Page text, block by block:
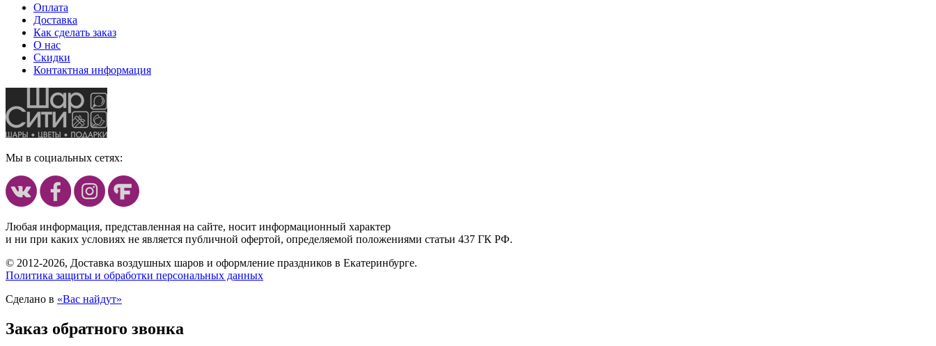
Оплата
Доставка
Как сделать заказ
О нас
Скидки
Контактная информация
Мы в социальных сетях:
Любая информация, представленная на сайте, носит информационный характер
и ни при каких условиях не является публичной офертой, определяемой положениями статьи 437 ГК РФ.
© 2012-2026, Доставка воздушных шаров и оформление праздников в Екатеринбурге.
Политика защиты и обработки персональных данных
Сделано в «Вас найдут»
Заказ обратного звонка